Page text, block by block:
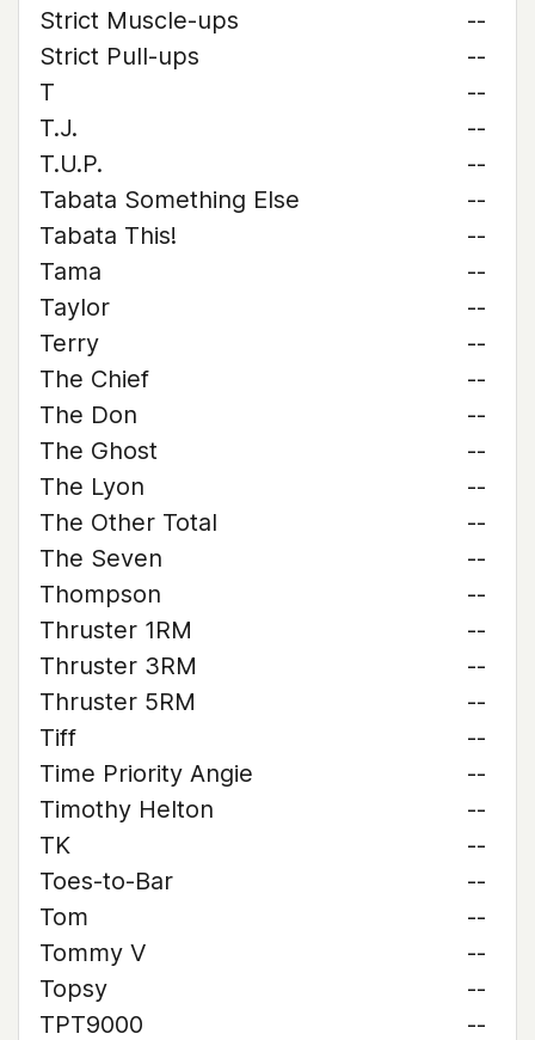
Strict Muscle-ups
--
Strict Pull-ups
--
T
--
T.J.
--
T.U.P.
--
Tabata Something Else
--
Tabata This!
--
Tama
--
Taylor
--
Terry
--
The Chief
--
The Don
--
The Ghost
--
The Lyon
--
The Other Total
--
The Seven
--
Thompson
--
Thruster 1RM
--
Thruster 3RM
--
Thruster 5RM
--
Tiff
--
Time Priority Angie
--
Timothy Helton
--
TK
--
Toes-to-Bar
--
Tom
--
Tommy V
--
Topsy
--
TPT9000
--